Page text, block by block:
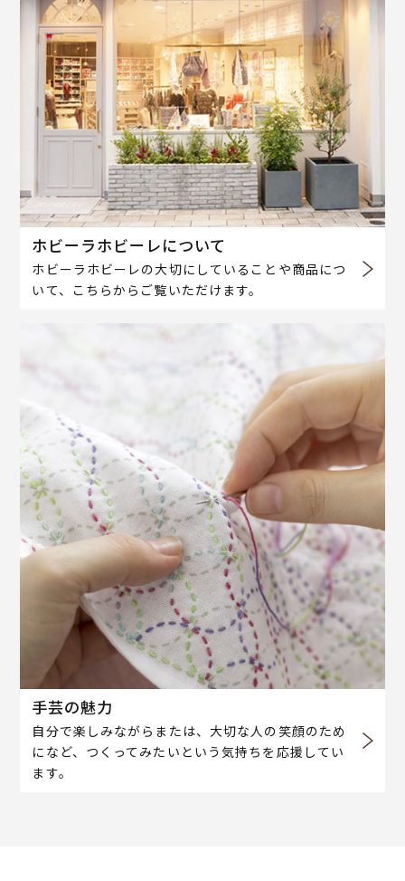
ホビーラホビーレについて
ホビーラホビーレの大切にしていることや商品につ
いて、こちらからご覧いただけます。
手芸の魅力
自分で楽しみながらまたは、大切な人の笑顔のため
になど、つくってみたいという気持ちを応援してい
ます。